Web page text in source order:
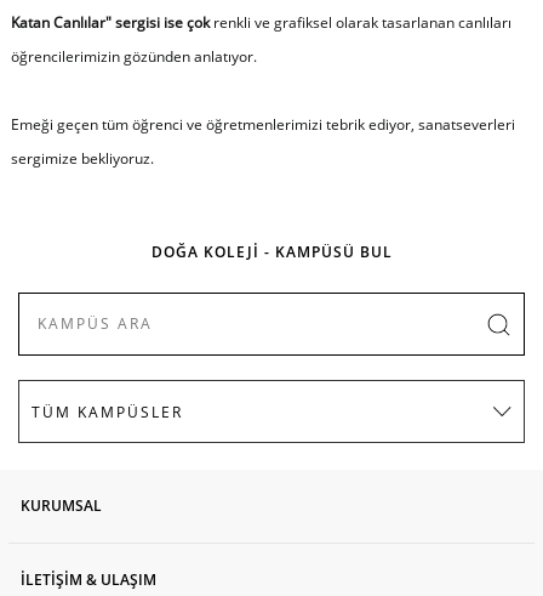
Katan Canlılar" sergisi ise çokrenkli ve grafiksel olarak tasarlanan canlıları
öğrencilerimizin gözünden anlatıyor.
Emeği geçen tüm öğrenci ve öğretmenlerimizi tebrik ediyor, sanatseverleri
sergimize bekliyoruz.
DOĞA KOLEJİ - KAMPÜSÜ BUL
KURUMSAL
İLETİŞİM & ULAŞIM